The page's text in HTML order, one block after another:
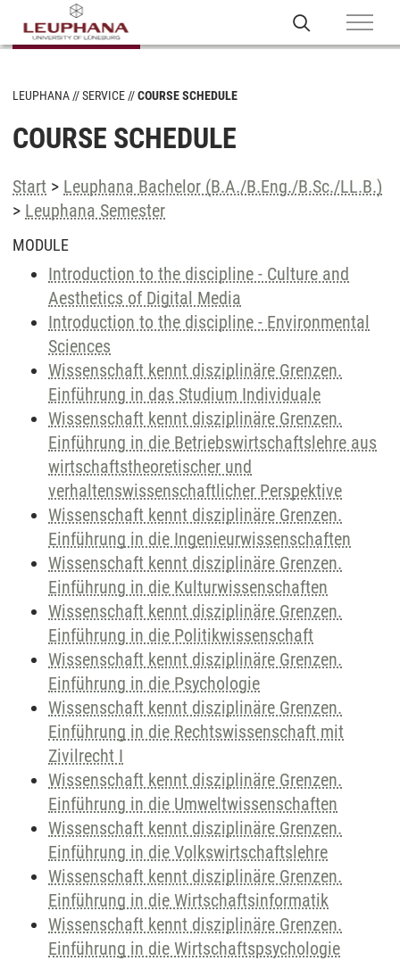
LEUPHANA SERVICE COURSE SCHEDULE
COURSE SCHEDULE
Start > Leuphana Bachelor (B.A./B.Eng./B.Sc./LL.B.)
> Leuphana Semester
MODULE
Introduction to the discipline - Culture and
Aesthetics of Digital Media
Introduction to the discipline - Environmental
Sciences
Wissenschaft kennt disziplinäre Grenzen.
Einführung in das Studium Individuale
Wissenschaft kennt disziplinäre Grenzen.
Einführung in die Betriebswirtschaftslehre aus
wirtschaftstheoretischer und
verhaltenswissenschaftlicher Perspektive
Wissenschaft kennt disziplinäre Grenzen.
Einführung in die Ingenieurwissenschaften
Wissenschaft kennt disziplinäre Grenzen.
Einführung in die Kulturwissenschaften
Wissenschaft kennt disziplinäre Grenzen.
Einführung in die Politikwissenschaft
Wissenschaft kennt disziplinäre Grenzen.
Einführung in die Psychologie
Wissenschaft kennt disziplinäre Grenzen.
Einführung in die Rechtswissenschaft mit
Zivilrecht I
Wissenschaft kennt disziplinäre Grenzen.
Einführung in die Umweltwissenschaften
Wissenschaft kennt disziplinäre Grenzen.
Einführung in die Volkswirtschaftslehre
Wissenschaft kennt disziplinäre Grenzen.
Einführung in die Wirtschaftsinformatik
Wissenschaft kennt disziplinäre Grenzen.
Einführung in die Wirtschaftspsychologie